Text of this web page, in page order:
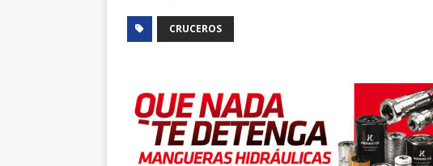
CRUCEROS